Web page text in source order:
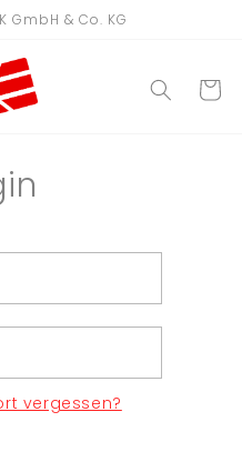
GmbH & Co. KG
vergessen?